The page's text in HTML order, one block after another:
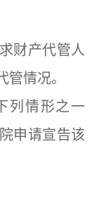
财产代管人
情况。
情形之一
申请宣告该